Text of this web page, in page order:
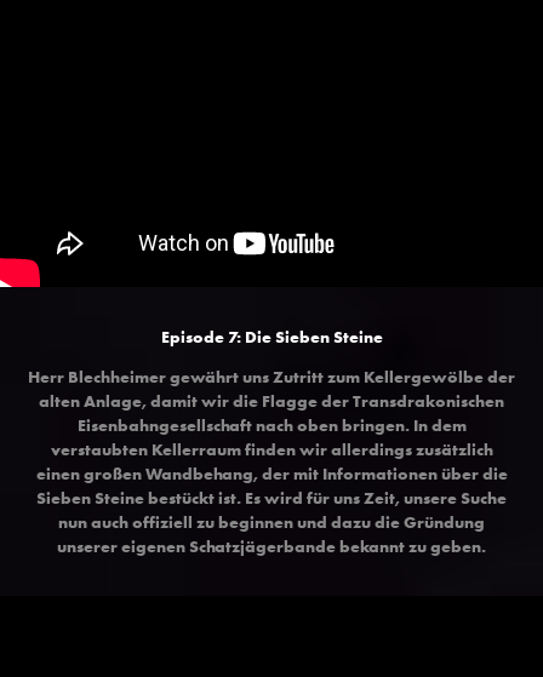
Episode 7: Die Sieben Steine
Herr Blechheimer gewährt uns Zutritt zum Kellergewölbe der
alten Anlage, damit wir die Flagge der Transdrakonischen
Eisenbahngesellschaft nach oben bringen. In dem
verstaubten Kellerraum finden wir allerdings zusätzlich
einen großen Wandbehang, der mit Informationen über die
Sieben Steine bestückt ist. Es wird für uns Zeit, unsere Suche
nun auch offiziell zu beginnen und dazu die Gründung
unserer eigenen Schatzjägerbande bekannt zu geben.